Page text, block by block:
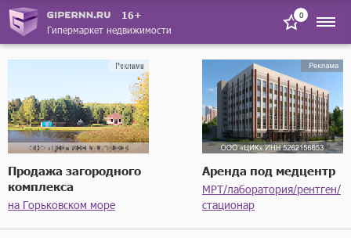
16+
Гипермаркет недвижимости
0
Продажа загородного
комплекса
на Горьковском море
Аренда под медцентр
МРТ/лаборатория/рентген/
стационар